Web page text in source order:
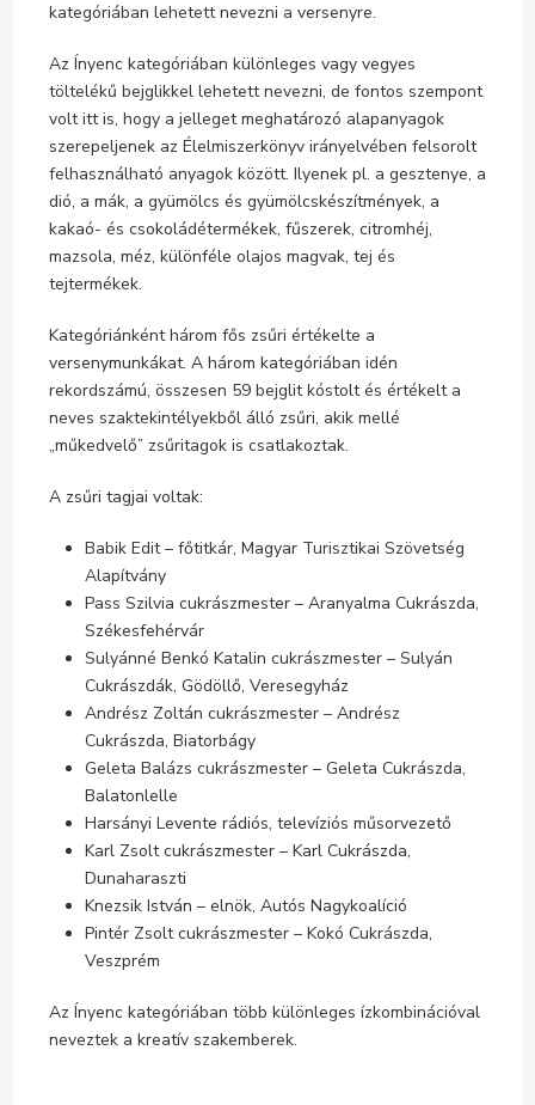
kategóriában lehetett nevezni a versenyre.
Az Ínyenc kategóriában különleges vagy vegyes
töltelékű bejglikkel lehetett nevezni, de fontos szempont
volt itt is, hogy a jelleget meghatározó alapanyagok
szerepeljenek az Élelmiszerkönyv irányelvében felsorolt
felhasználható anyagok között. Ilyenek pl. a gesztenye, a
dió, a mák, a gyümölcs és gyümölcskészítmények, a
kakaó- és csokoládétermékek, fűszerek, citromhéj,
mazsola, méz, különféle olajos magvak, tej és
tejtermékek.
Kategóriánként három fős zsűri értékelte a
versenymunkákat. A három kategóriában idén
rekordszámú, összesen 59 bejglit kóstolt és értékelt a
neves szaktekintélyekből álló zsűri, akik mellé
„műkedvelő” zsűritagok is csatlakoztak.
A zsűri tagjai voltak:
Babik Edit – főtitkár, Magyar Turisztikai Szövetség
Alapítvány
Pass Szilvia cukrászmester – Aranyalma Cukrászda,
Székesfehérvár
Sulyánné Benkó Katalin cukrászmester – Sulyán
Cukrászdák, Gödöllő, Veresegyház
Andrész Zoltán cukrászmester – Andrész
Cukrászda, Biatorbágy
Geleta Balázs cukrászmester – Geleta Cukrászda,
Balatonlelle
Harsányi Levente rádiós, televíziós műsorvezető
Karl Zsolt cukrászmester – Karl Cukrászda,
Dunaharaszti
Knezsik István – elnök, Autós Nagykoalíció
Pintér Zsolt cukrászmester – Kokó Cukrászda,
Veszprém
Az Ínyenc kategóriában több különleges ízkombinációval
neveztek a kreatív szakemberek.